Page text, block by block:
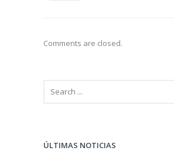
Comments are closed.
ÚLTIMAS NOTICIAS